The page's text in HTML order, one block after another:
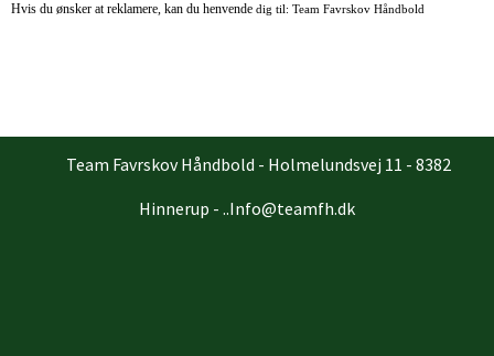
Hvis du ønsker at reklamere, kan du henvende dig til: Team Favrskov Håndbold
Team Favrskov Håndbold - Holmelundsvej 11 - 8382
Hinnerup - ..Info@teamfh.dk